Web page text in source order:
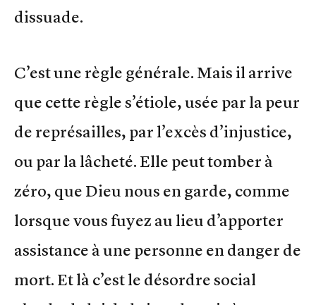
dissuade.
C’est une règle générale. Mais il arrive
que cette règle s’étiole, usée par la peur
de représailles, par l’excès d’injustice,
ou par la lâcheté. Elle peut tomber à
zéro, que Dieu nous en garde, comme
lorsque vous fuyez au lieu d’apporter
assistance à une personne en danger de
mort. Et là c’est le désordre social